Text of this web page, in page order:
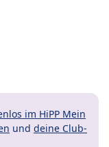
im HiPP Mein
und deine Club-